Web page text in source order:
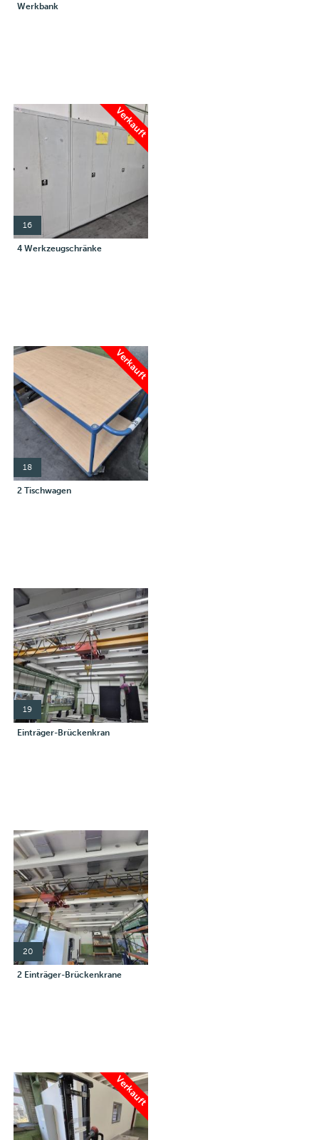
Werkbank
Verkauft
16
4 Werkzeugschränke
Verkauft
18
2 Tischwagen
19
Einträger-Brückenkran
20
2 Einträger-Brückenkrane
Verkauft